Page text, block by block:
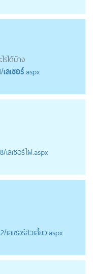
รได้บ้าง
เลเซอร์.aspx
เลเซอร์ไฝ.aspx
เลเซอร์สิวเสี้ยว.aspx